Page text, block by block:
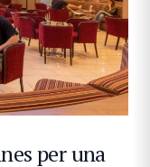
per una